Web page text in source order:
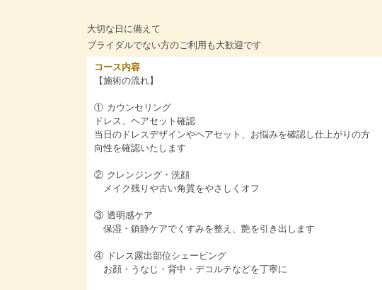
大切な日に備えて
ブライダルでない方のご利用も大歓迎です
コース内容
【施術の流れ】
① カウンセリング
ドレス、ヘアセット確認
当日のドレスデザインやヘアセット、お悩みを確認し仕上がりの方
向性を確認いたします
② クレンジング・洗顔
メイク残りや古い角質をやさしくオフ
③ 透明感ケア
保湿・鎮静ケアでくすみを整え、艶を引き出します
④ ドレス露出部位シェービング
お顔・うなじ・背中・デコルテなどを丁寧に